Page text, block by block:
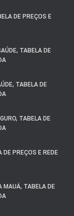
DE PREÇOS E
TABELA DE
TABELA DE
TABELA DE
PREÇOS E REDE
MAUÁ, TABELA DE